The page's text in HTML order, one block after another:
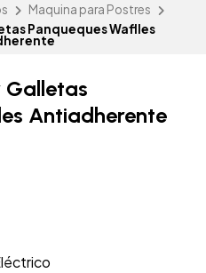
Maquina para Postres
Panqueques Waflles
Galletas
Antiadherente